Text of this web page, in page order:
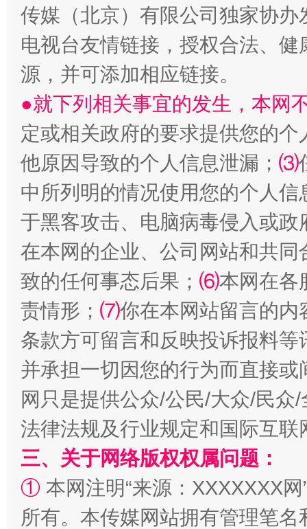
受贿1.44亿！段成刚被判无期
全民健身五年计划来了！等你上场
阿坝州三大球赛在茂县开幕 规模
传媒（北京）有限公司独家协
电视台友情链接，授权合法、
源，并可添加相应链接。
●就下列相关事宜的发生，本网
定或相关政府的要求提供您的个
他原因导致的个人信息泄漏； ⑶
中所列明的情况使用您的个人
于黑客攻击、电脑病毒侵入或
在本网的企业、公司网站和共
致的任何事态后果； ⑹本网在各
责情形； ⑺你在本网站留言的内
条款方可留言和反映投诉报料
并承担一切因您的行为而直接
网只是提供公众/公民/大众/民
法律法规及行业规定和国际互
三、关于网络版权权属问题：
① 本网注明“来源：XXXXXXX
所有。本传媒网站拥有管理笔